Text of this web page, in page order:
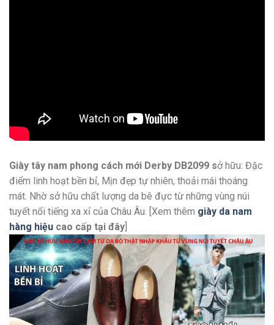
Giày tây nam phong cách mới Derby DB2099 sở hữu: Đặc
điểm linh hoạt bền bỉ, Mịn đẹp tự nhiên, thoải mái thoáng
mát. Nhờ sở hữu chất lượng da bê đực từ những vùng núi
tuyết nổi tiếng xa xỉ của Châu Âu. [Xem thêm giày da nam
hàng hiệu cao cấp tại đây